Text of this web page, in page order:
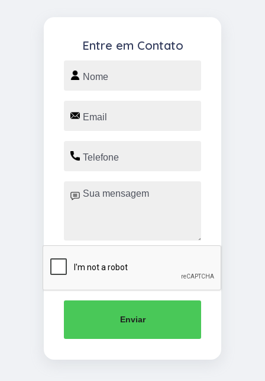
Entre em Contato
Enviar